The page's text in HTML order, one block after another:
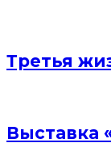
Третья
Выставка